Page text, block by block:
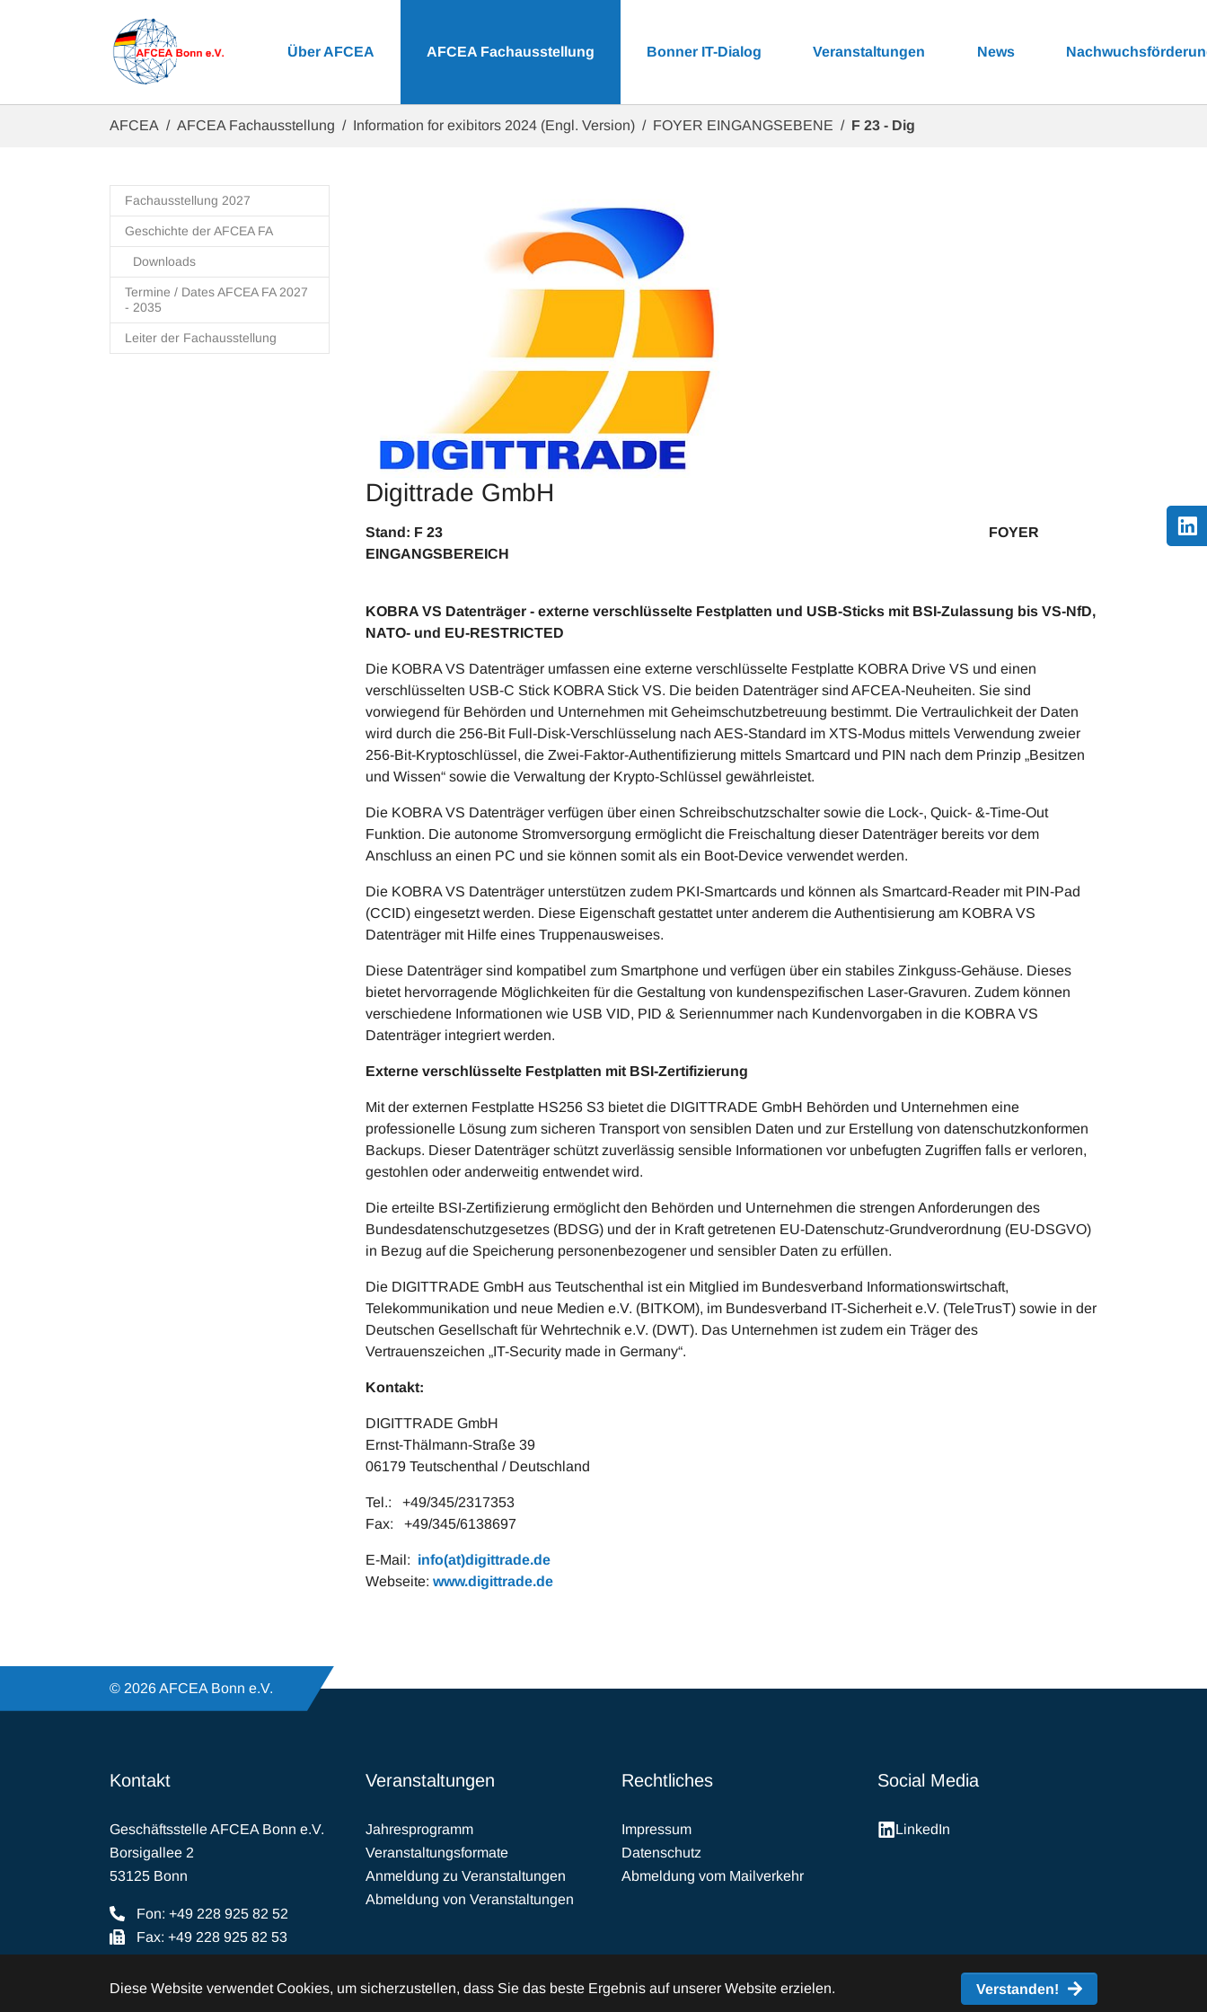
Diese Website verwendet Cookies, um sicherzustellen, dass Sie das beste Ergebnis auf unserer Website erzielen. Verstanden!
Über AFCEA AFCEA Fachausstellung Bonner IT-Dialog Veranstaltungen News
AFCEA AFCEA Fachausstellung Information for exibitors 2024 (Engl. Version) FOYER EINGANGSEBENE F 23 - Dig
Fachausstellung 2027
Geschichte der AFCEA FA
Downloads
Termine / Dates AFCEA FA 2027
- 2035
Leiter der Fachausstellung
Digittrade GmbH
Stand: F 23 FOYER
EINGANGSBEREICH
KOBRA VS Datenträger - externe verschlüsselte Festplatten und USB-Sticks mit BSI-Zulassung bis VS-NfD,
NATO- und EU-RESTRICTED
Die KOBRA VS Datenträger umfassen eine externe verschlüsselte Festplatte KOBRA Drive VS und einen
verschlüsselten USB-C Stick KOBRA Stick VS. Die beiden Datenträger sind AFCEA-Neuheiten. Sie sind
vorwiegend für Behörden und Unternehmen mit Geheimschutzbetreuung bestimmt. Die Vertraulichkeit der Daten
wird durch die 256-Bit Full-Disk-Verschlüsselung nach AES-Standard im XTS-Modus mittels Verwendung zweier
256-Bit-Kryptoschlüssel, die Zwei-Faktor-Authentifizierung mittels Smartcard und PIN nach dem Prinzip „Besitzen
und Wissen“ sowie die Verwaltung der Krypto-Schlüssel gewährleistet.
Die KOBRA VS Datenträger verfügen über einen Schreibschutzschalter sowie die Lock-, Quick- &-Time-Out
Funktion. Die autonome Stromversorgung ermöglicht die Freischaltung dieser Datenträger bereits vor dem
Anschluss an einen PC und sie können somit als ein Boot-Device verwendet werden.
Die KOBRA VS Datenträger unterstützen zudem PKI-Smartcards und können als Smartcard-Reader mit PIN-Pad
(CCID) eingesetzt werden. Diese Eigenschaft gestattet unter anderem die Authentisierung am KOBRA VS
Datenträger mit Hilfe eines Truppenausweises.
Diese Datenträger sind kompatibel zum Smartphone und verfügen über ein stabiles Zinkguss-Gehäuse. Dieses
bietet hervorragende Möglichkeiten für die Gestaltung von kundenspezifischen Laser-Gravuren. Zudem können
verschiedene Informationen wie USB VID, PID & Seriennummer nach Kundenvorgaben in die KOBRA VS
Datenträger integriert werden.
Externe verschlüsselte Festplatten mit BSI-Zertifizierung
Mit der externen Festplatte HS256 S3 bietet die DIGITTRADE GmbH Behörden und Unternehmen eine
professionelle Lösung zum sicheren Transport von sensiblen Daten und zur Erstellung von datenschutzkonformen
Backups. Dieser Datenträger schützt zuverlässig sensible Informationen vor unbefugten Zugriffen falls er verloren,
gestohlen oder anderweitig entwendet wird.
Die erteilte BSI-Zertifizierung ermöglicht den Behörden und Unternehmen die strengen Anforderungen des
Bundesdatenschutzgesetzes (BDSG) und der in Kraft getretenen EU-Datenschutz-Grundverordnung (EU-DSGVO)
in Bezug auf die Speicherung personenbezogener und sensibler Daten zu erfüllen.
Die DIGITTRADE GmbH aus Teutschenthal ist ein Mitglied im Bundesverband Informationswirtschaft,
Telekommunikation und neue Medien e.V. (BITKOM), im Bundesverband IT-Sicherheit e.V. (TeleTrusT) sowie in der
Deutschen Gesellschaft für Wehrtechnik e.V. (DWT). Das Unternehmen ist zudem ein Träger des
Vertrauenszeichen „IT-Security made in Germany“.
Kontakt:
DIGITTRADE GmbH
Ernst-Thälmann-Straße 39
06179 Teutschenthal / Deutschland
Tel.: +49/345/2317353
Fax: +49/345/6138697
E-Mail: info(at)digittrade.de
Webseite: www.digittrade.de
© 2026 AFCEA Bonn e.V.
Kontakt
Geschäftsstelle AFCEA Bonn e.V.
Borsigallee 2
53125 Bonn
Fon: +49 228 925 82 52
Fax: +49 228 925 82 53
Veranstaltungen
Jahresprogramm
Veranstaltungsformate
Anmeldung zu Veranstaltungen
Abmeldung von Veranstaltungen
Rechtliches
Impressum
Datenschutz
Abmeldung vom Mailverkehr
Social Media
LinkedIn